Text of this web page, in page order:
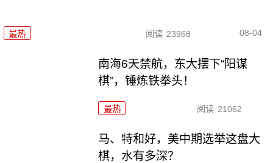
最热 阅读 23968 08-04
南海6天禁航，东大摆下“阳谋
棋”，锤炼铁拳头！
最热 阅读 21062
马、特和好，美中期选举这盘大
棋，水有多深？